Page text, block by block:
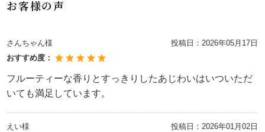
お客様の声
さんちゃん様 投稿日：2026年05月17日
おすすめ度：
フルーティーな香りとすっきりしたあじわいはいついただ
いても満足しています。
えい様 投稿日：2026年01月02日